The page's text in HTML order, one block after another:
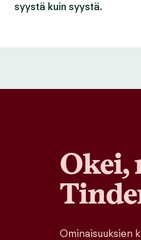
syystä kuin syystä.
Okei,
Ominaisuuksien